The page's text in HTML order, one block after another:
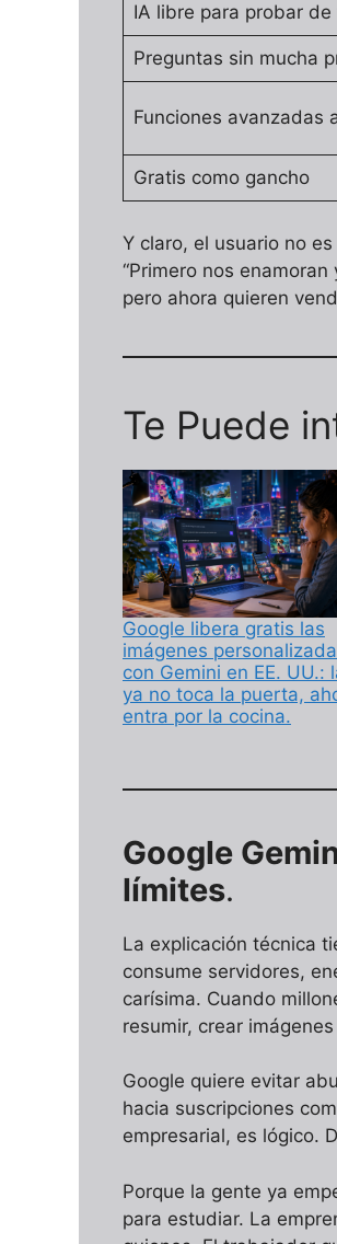
IA libre para probar
Preguntas sin mucha
Funciones avanzadas
Gratis como gancho
Y claro, el usuario no
“Primero nos
pero ahora quieren
Te Puede
Google libera gratis las
imágenes
con Gemini en EE. UU.:
ya no toca la puerta,
entra por la cocina.
Google
límites.
La explicación técnica
consume servidores,
carísima. Cuando
resumir, crear
Google quiere evitar
hacia suscripciones
empresarial, es lógico.
Porque la gente ya
para estudiar. La